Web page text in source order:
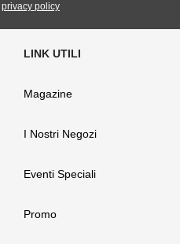
privacy policy
Magazine
I Nostri Negozi
Eventi Speciali
Promo